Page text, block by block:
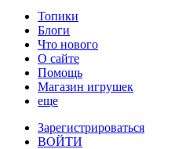
Топики
Блоги
Что нового
О сайте
Помощь
Магазин игрушек
еще
Зарегистрироваться
ВОЙТИ